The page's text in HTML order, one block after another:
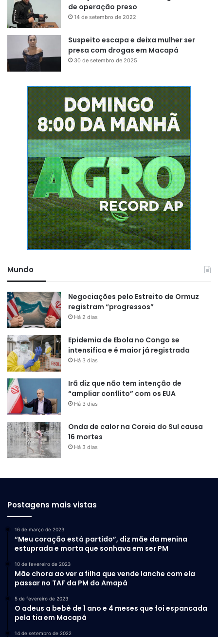
de operação preso
14 de setembro de 2022
Suspeito escapa e deixa mulher ser
presa com drogas em Macapá
30 de setembro de 2025
Mundo
Negociações pelo Estreito de Ormuz
registram “progressos”
Há 2 dias
Epidemia de Ebola no Congo se
intensifica e é maior já registrada
Há 3 dias
Irã diz que não tem intenção de
“ampliar conflito” com os EUA
Há 3 dias
Onda de calor na Coreia do Sul causa
16 mortes
Há 3 dias
Postagens mais vistas
16 de março de 2023
“Meu coração está partido”, diz mãe da menina
estuprada e morta que sonhava em ser PM
10 de fevereiro de 2023
Mãe chora ao ver a filha que vende lanche com ela
passar no TAF da PM do Amapá
5 de fevereiro de 2023
O adeus a bebê de 1 ano e 4 meses que foi espancada
pela tia em Macapá
14 de setembro de 2022